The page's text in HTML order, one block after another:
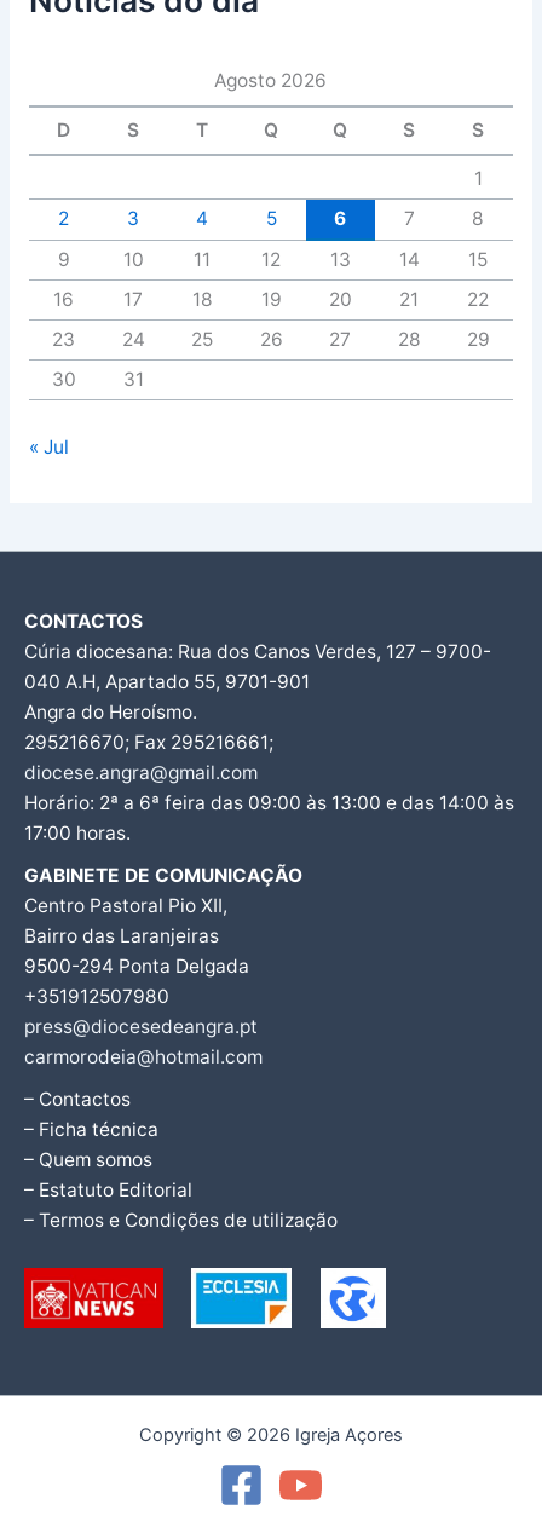
Agosto 2026
D S T Q Q S S
1
2
3 4 5 6 7
8
9
10 11 12 13 14
15
16
17 18 19 20 21
22
23
24 25 26 27 28
29
30
31
« Jul
CONTACTOS
Cúria diocesana: Rua dos Canos Verdes, 127 – 9700-
040 A.H, Apartado 55, 9701-901
Angra do Heroísmo.
295216670; Fax 295216661;
diocese.angra@gmail.com
Horário: 2ª a 6ª feira das 09:00 às 13:00 e das 14:00 às
17:00 horas.
GABINETE DE COMUNICAÇÃO
Centro Pastoral Pio XII,
Bairro das Laranjeiras
9500-294 Ponta Delgada
+351912507980
press@diocesedeangra.pt
carmorodeia@hotmail.com
– Contactos
– Ficha técnica
– Quem somos
– Estatuto Editorial
– Termos e Condições de utilização
Copyright © 2026 Igreja Açores